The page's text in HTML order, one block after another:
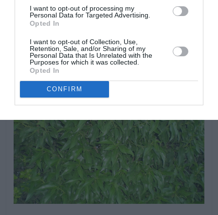
I want to opt-out of processing my
Personal Data for Targeted Advertising.
Opted In
I want to opt-out of Collection, Use,
Retention, Sale, and/or Sharing of my
Personal Data that Is Unrelated with the
Purposes for which it was collected.
Opted In
CONFIRM
años alrededor de las plantas, a finales de febrero o
principios de marzo, los primeros años siguientes a la
plantación.